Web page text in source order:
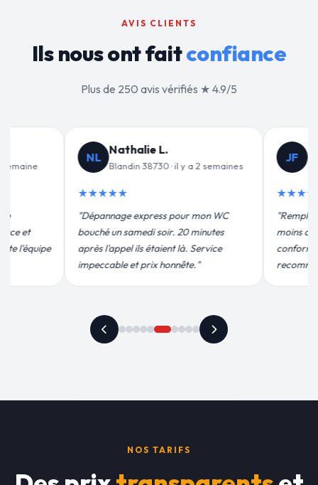
AVIS CLIENTS
Ils nous ont faitconfiance
Plus de 250 avis vérifiés ★ 4.9/5
JF
Jean-François C.
Blandin 38730 · il y a 3 semaines
★★★★★
"Remplacement de mon chauffe-eau en
moins de 2h. Équipe très pro, devis
conforme, chantier propre. Je
recommande vivement."
VD
★★★★★
"Un grand
pour leur
efficace.
plus
NOS TARIFS